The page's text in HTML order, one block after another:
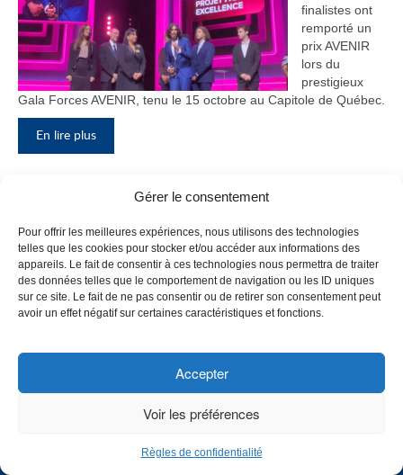
Gérer le consentement
Pour offrir les meilleures expériences, nous utilisons des technologies
telles que les cookies pour stocker et/ou accéder aux informations des
appareils. Le fait de consentir à ces technologies nous permettra de traiter
des données telles que le comportement de navigation ou les ID uniques
sur ce site. Le fait de ne pas consentir ou de retirer son consentement peut
avoir un effet négatif sur certaines caractéristiques et fonctions.
Accepter
Voir les préférences
Règles de confidentialité
finalistes ont
remporté un
prix AVENIR
lors du
prestigieux
Gala Forces AVENIR, tenu le 15 octobre au Capitole de Québec.
En lire plus
bloc F
Le Collège de
Maisonneuve
a inauguré
CHOISISSEZ UN PROFIL